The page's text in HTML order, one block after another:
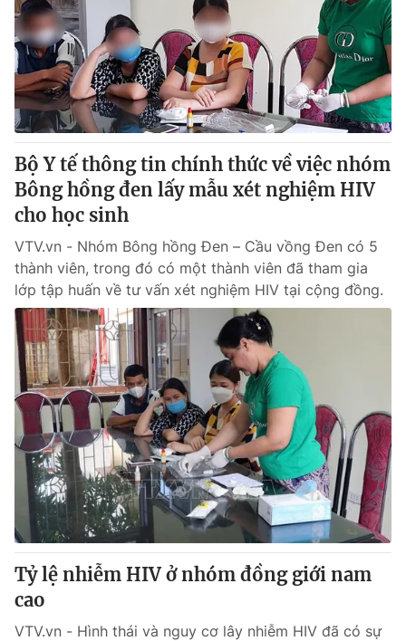
Bộ Y tế thông tin chính thức về việc nhóm
Bông hồng đen lấy mẫu xét nghiệm HIV
cho học sinh
VTV.vn - Nhóm Bông hồng Đen – Cầu vồng Đen có 5
thành viên, trong đó có một thành viên đã tham gia
lớp tập huấn về tư vấn xét nghiệm HIV tại cộng đồng.
Tỷ lệ nhiễm HIV ở nhóm đồng giới nam
cao
VTV.vn - Hình thái và nguy cơ lây nhiễm HIV đã có sự